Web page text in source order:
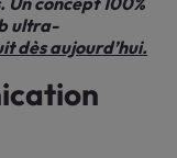
ultra-
dès aujourd’hui.